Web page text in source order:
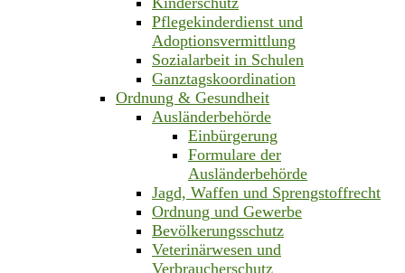
Pflegekinderdienst und
Adoptionsvermittlung
Sozialarbeit in Schulen
Ganztagskoordination
Ordnung & Gesundheit
Ausländerbehörde
Einbürgerung
Formulare der
Ausländerbehörde
Jagd, Waffen und Sprengstoffrecht
Ordnung und Gewerbe
Bevölkerungsschutz
Veterinärwesen und
Verbraucherschutz